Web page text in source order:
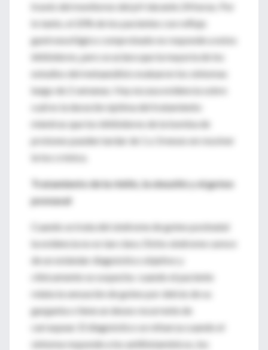
través del monitoreo del pH durante 24 horas. Por
lo tanto, el 20% de los pacientes con reflujo
gastroesofágico comprobado no responde a estos
inhibidores, pero se aclara que la mayoría de los
estudios del metaanálisis evaluaron los síntomas
luego de 2 semanas. Hay escasa evidencia sobre
cuál es la duración óptima del tratamiento
mientras que los inhibidores de la bomba de
protones pueden tardar de 1 a 3 meses en resolver
la tos crónica.
Tratamiento de la rinitis, la sinusitis y el goteo
posnasal
Cuando se trata del síndrome de goteo postnatal
la evidencia no es tan clara. Dicho síndrome carece
de un estándar diagnóstico objetivo y
clínicamente se sospecha cuando el paciente
relata la sensación de goteo por detrás de su
garganta o tiene un deseo recurrente de
carraspear. El diagnóstico se refuerza cuando el
síntoma responde a los antihistamínicos, los